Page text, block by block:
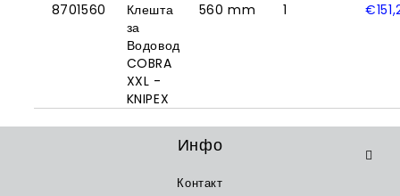
8701560
Клешта
за
Водовод
COBRA
XXL -
KNIPEX
560 mm 1 €
Инфо
Контакт